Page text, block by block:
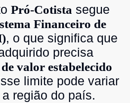
Pró-Cotista segue
Financeiro de
, o que significa que
precisa
valor estabelecido
limite pode variar
região do país.